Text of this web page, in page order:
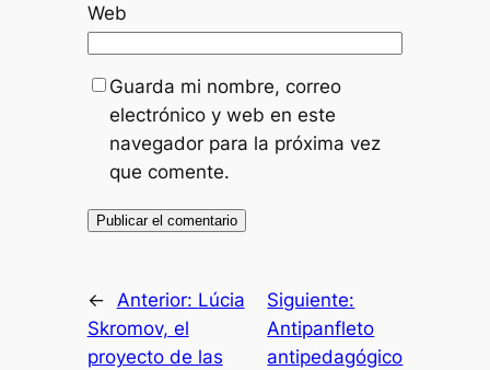
Web
Guarda mi nombre, correo
electrónico y web en este
navegador para la próxima vez
que comente.
← Anterior: Lúcia
Skromov, el
proyecto de las
Siguiente:
Antipanfleto
antipedagógico